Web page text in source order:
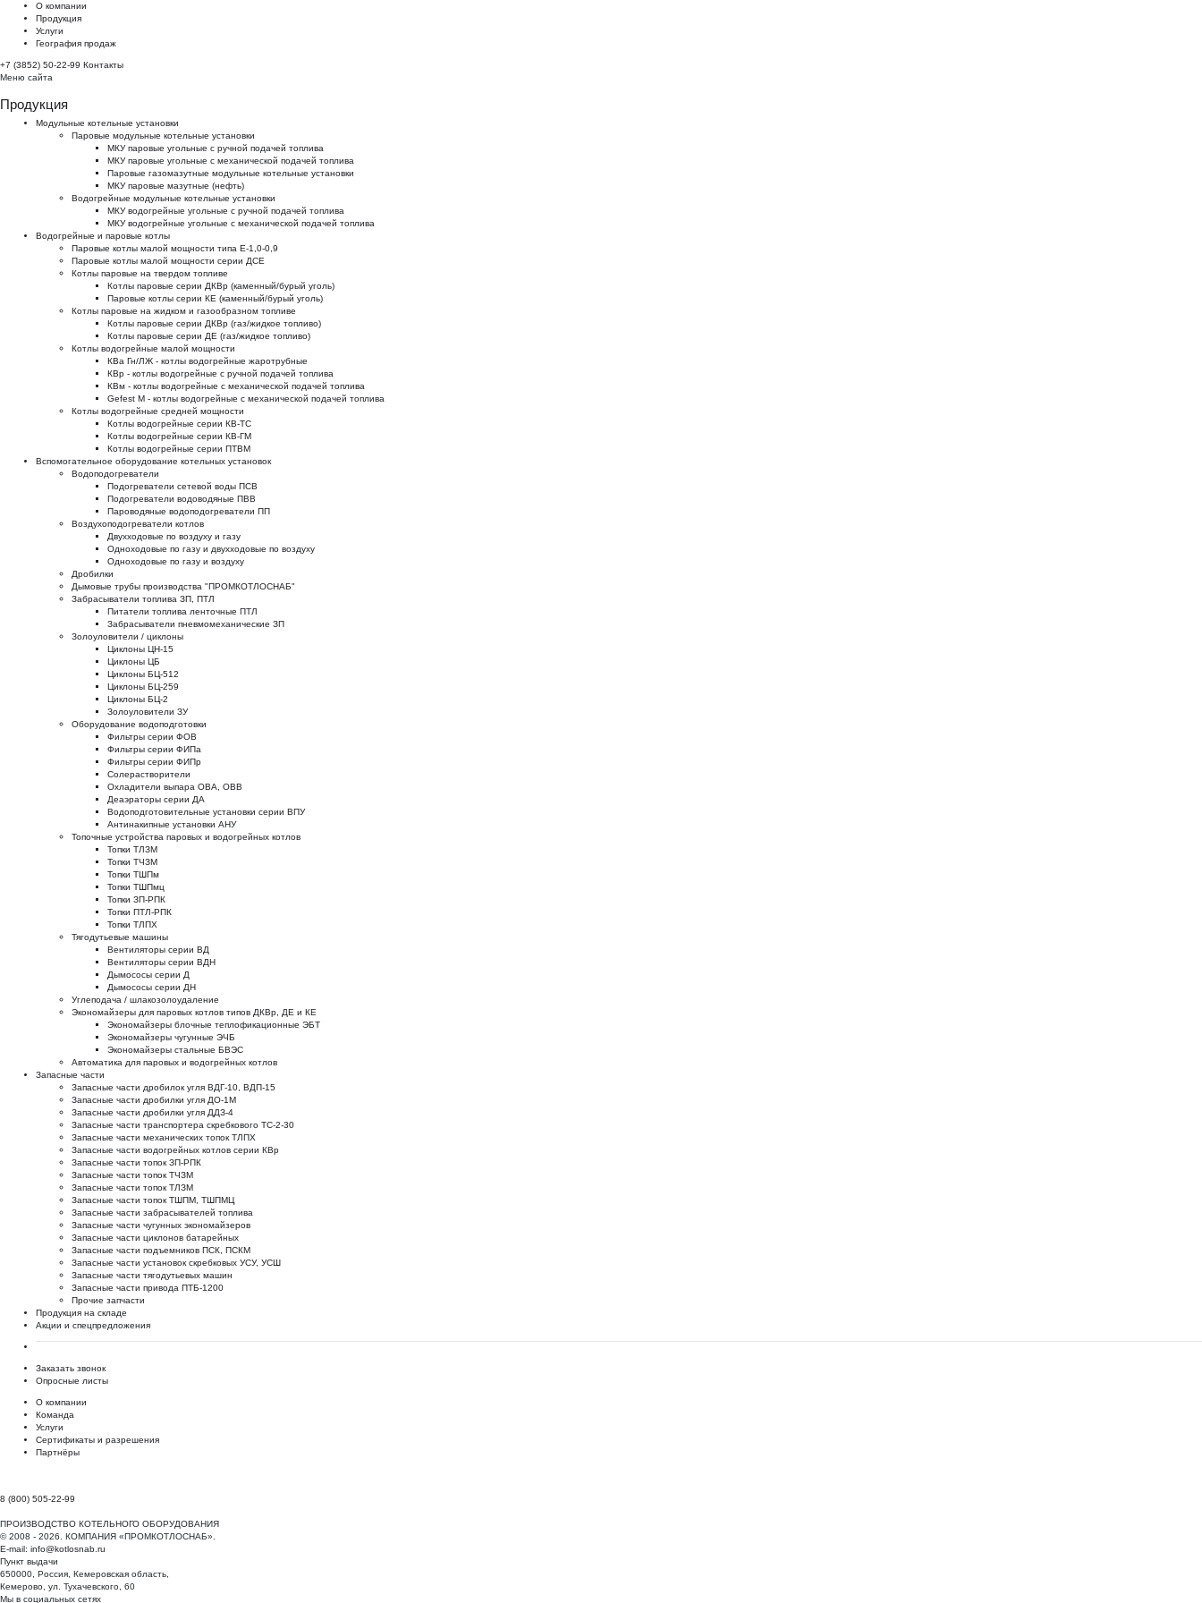
О компании
Продукция
Услуги
География продаж
+7 (3852) 50-22-99 Контакты
Меню сайта
Продукция
Модульные котельные установки
Паровые модульные котельные установки
МКУ паровые угольные с ручной подачей топлива
МКУ паровые угольные с механической подачей топлива
Паровые газомазутные модульные котельные установки
МКУ паровые мазутные (нефть)
Водогрейные модульные котельные установки
МКУ водогрейные угольные с ручной подачей топлива
МКУ водогрейные угольные с механической подачей топлива
Водогрейные и паровые котлы
Паровые котлы малой мощности типа Е-1,0-0,9
Паровые котлы малой мощности серии ДСЕ
Котлы паровые на твердом топливе
Котлы паровые серии ДКВр (каменный/бурый уголь)
Паровые котлы серии КЕ (каменный/бурый уголь)
Котлы паровые на жидком и газообразном топливе
Котлы паровые серии ДКВр (газ/жидкое топливо)
Котлы паровые серии ДЕ (газ/жидкое топливо)
Котлы водогрейные малой мощности
КВа Гн/ЛЖ - котлы водогрейные жаротрубные
КВр - котлы водогрейные с ручной подачей топлива
КВм - котлы водогрейные с механической подачей топлива
Gefest M - котлы водогрейные с механической подачей топлива
Котлы водогрейные средней мощности
Котлы водогрейные серии КВ-ТС
Котлы водогрейные серии КВ-ГМ
Котлы водогрейные серии ПТВМ
Вспомогательное оборудование котельных установок
Водоподогреватели
Подогреватели сетевой воды ПСВ
Подогреватели водоводяные ПВВ
Пароводяные водоподогреватели ПП
Воздухоподогреватели котлов
Двухходовые по воздуху и газу
Одноходовые по газу и двухходовые по воздуху
Одноходовые по газу и воздуху
Дробилки
Дымовые трубы производства "ПРОМКОТЛОСНАБ"
Забрасыватели топлива ЗП, ПТЛ
Питатели топлива ленточные ПТЛ
Забрасыватели пневмомеханические ЗП
Золоуловители / циклоны
Циклоны ЦН-15
Циклоны ЦБ
Циклоны БЦ-512
Циклоны БЦ-259
Циклоны БЦ-2
Золоуловители ЗУ
Оборудование водоподготовки
Фильтры серии ФОВ
Фильтры серии ФИПа
Фильтры серии ФИПр
Солерастворители
Охладители выпара ОВА, ОВВ
Деаэраторы серии ДА
Водоподготовительные установки серии ВПУ
Антинакипные установки АНУ
Топочные устройства паровых и водогрейных котлов
Топки ТЛЗМ
Топки ТЧЗМ
Топки ТШПм
Топки ТШПмц
Топки ЗП-РПК
Топки ПТЛ-РПК
Топки ТЛПХ
Тягодутьевые машины
Вентиляторы серии ВД
Вентиляторы серии ВДН
Дымососы серии Д
Дымососы серии ДН
Углеподача / шлакозолоудаление
Экономайзеры для паровых котлов типов ДКВр, ДЕ и КЕ
Экономайзеры блочные теплофикационные ЭБТ
Экономайзеры чугунные ЭЧБ
Экономайзеры стальные БВЭС
Автоматика для паровых и водогрейных котлов
Запасные части
Запасные части дробилок угля ВДГ-10, ВДП-15
Запасные части дробилки угля ДО-1М
Запасные части дробилки угля ДДЗ-4
Запасные части транспортера скребкового ТС-2-30
Запасные части механических топок ТЛПХ
Запасные части водогрейных котлов серии КВр
Запасные части топок ЗП-РПК
Запасные части топок ТЧЗМ
Запасные части топок ТЛЗМ
Запасные части топок ТШПМ, ТШПМЦ
Запасные части забрасывателей топлива
Запасные части чугунных экономайзеров
Запасные части циклонов батарейных
Запасные части подъемников ПСК, ПСКМ
Запасные части установок скребковых УСУ, УСШ
Запасные части тягодутьевых машин
Запасные части привода ПТБ-1200
Прочие запчасти
Продукция на складе
Акции и спецпредложения
Заказать звонок
Опросные листы
О компании
Команда
Услуги
Сертификаты и разрешения
Партнёры
8 (800) 505-22-99
ПРОИЗВОДСТВО КОТЕЛЬНОГО ОБОРУДОВАНИЯ
© 2008 - 2026. КОМПАНИЯ «ПРОМКОТЛОСНАБ».
E-mail: info@kotlosnab.ru
Пункт выдачи
650000 Россия Кемеровская область
Кемерово ул. Тухачевского, 60
Мы в социальных сетях